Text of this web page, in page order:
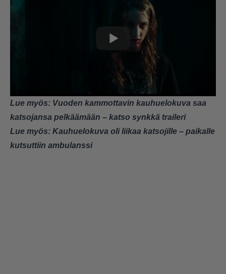
Lue myös: Vuoden kammottavin kauhuelokuva saa
katsojansa pelkäämään – katso synkkä traileri
Lue myös: Kauhuelokuva oli liikaa katsojille – paikalle
kutsuttiin ambulanssi